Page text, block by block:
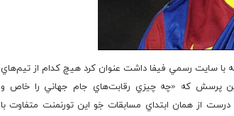
با سايت رسمي فيفا داشت عنوان کرد هيچ کدام از تيم‌هاي
پرسش که «چه چيزي رقابت‌هاي جام جهاني را خاص و
از همان ابتداي مسابقات جَو اين تورنمنت متفاوت با